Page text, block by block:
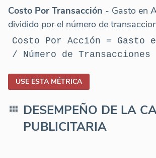
Costo Por Transacción - Gasto en
dividido por el número de
Costo Por Acción = Gasto
/ Número de Transacciones
USE ESTA MÉTRICA
DESEMPEÑO DE LA
PUBLICITARIA